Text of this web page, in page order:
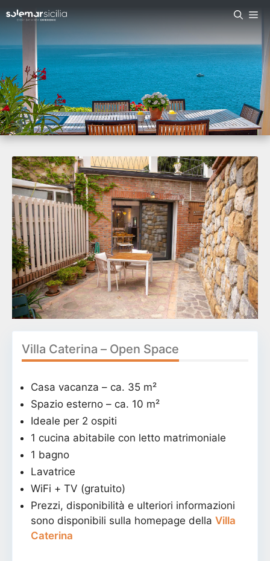
Villa Caterina – Open Space
Casa vacanza – ca. 35 m²
Spazio esterno – ca. 10 m²
Ideale per 2 ospiti
1 cucina abitabile con letto matrimoniale
1 bagno
Lavatrice
WiFi + TV (gratuito)
Prezzi, disponibilità e ulteriori informazioni
sono disponibili sulla homepage della Villa
Caterina